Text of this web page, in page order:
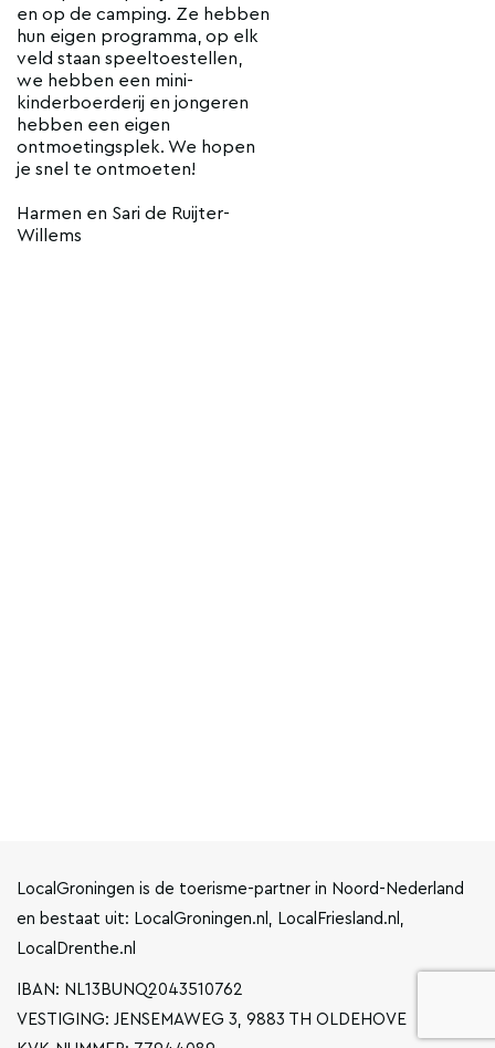
en op de camping. Ze hebben
hun eigen programma, op elk
veld staan speeltoestellen,
we hebben een mini-
kinderboerderij en jongeren
hebben een eigen
ontmoetingsplek. We hopen
je snel te ontmoeten!
Harmen en Sari de Ruijter-
Willems
LocalGroningen is de toerisme-partner in Noord-Nederland
en bestaat uit: LocalGroningen.nl, LocalFriesland.nl,
LocalDrenthe.nl
IBAN: NL13BUNQ2043510762
VESTIGING: JENSEMAWEG 3, 9883 TH OLDEHOVE